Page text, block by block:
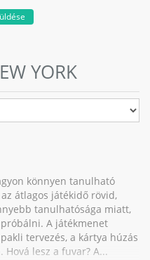
YORK
könnyen tanulható
átlagos játékidő rövid,
tanulhatósága miatt,
A játékmenet
tervezés, a kártya húzás
lesz a fuvar? A...